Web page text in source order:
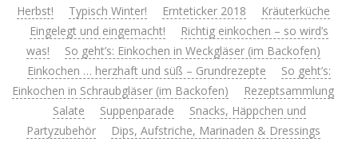
Herbst!
Typisch Winter! Ernteticker 2018
Kräuterküche
Eingelegt und eingemacht!
Richtig einkochen – so wird’s
was!
So geht’s: Einkochen in Weckgläser (im Backofen)
Einkochen … herzhaft und süß – Grundrezepte
So geht’s:
Einkochen in Schraubgläser (im Backofen)
Rezeptsammlung
Salate
Suppenparade
Snacks, Häppchen und
Partyzubehör
Dips, Aufstriche, Marinaden & Dressings